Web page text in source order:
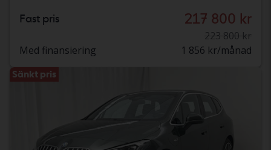
Fast pris 217 800 kr
223 800 kr
Med finansiering
1 856 kr/månad
Sänkt pris